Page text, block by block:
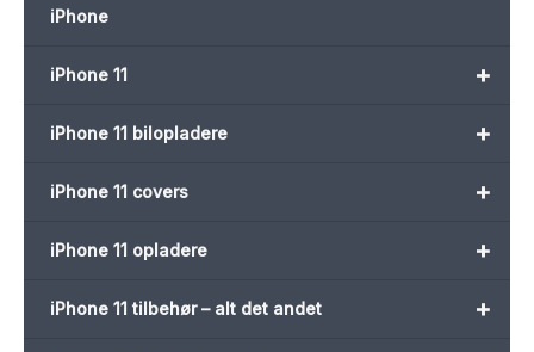
iPhone
+
iPhone 11
+
iPhone 11 bilopladere
+
iPhone 11 covers
+
iPhone 11 opladere
+
iPhone 11 tilbehør – alt det andet